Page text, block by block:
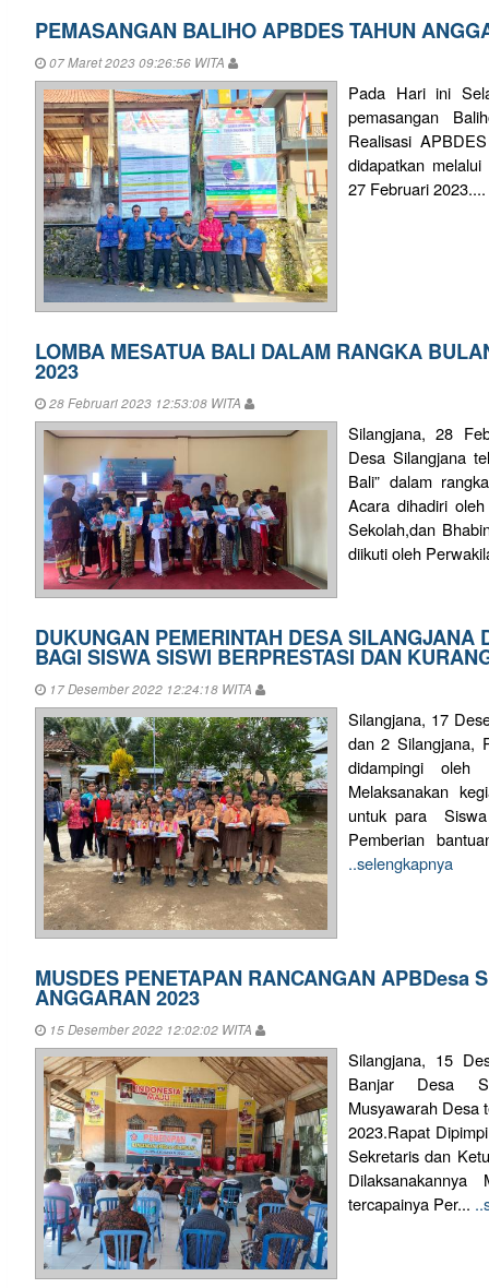
PEMASANGAN BALIHO APBDES TAHUN
07 Maret 2023 09:26:56 WITA
Pada Hari ini
pemasangan
Realisasi
didapatkan
27 Februari 2023....
LOMBA MESATUA BALI DALAM RANGKA
2023
28 Februari 2023 12:53:08 WITA
Silangjana, 28
Desa Silangjana
Bali” dalam
Acara dihadiri
Sekolah,dan
diikuti oleh
DUKUNGAN PEMERINTAH DESA SILANGJANA
BAGI SISWA SISWI BERPRESTASI DAN
17 Desember 2022 12:24:18 WITA
Silangjana, 17
dan 2 Silangjana,
didampingi oleh
Melaksanakan
untuk para
Pemberian
..selengkapnya
MUSDES PENETAPAN RANCANGAN APBDesa
ANGGARAN 2023
15 Desember 2022 12:02:02 WITA
Silangjana, 15
Banjar Desa
Musyawarah Desa
2023.Rapat
Sekretaris dan
tercapainya Per...